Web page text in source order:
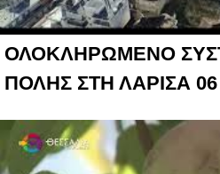
ΟΛΟΚΛΗΡΩΜΕΝΟ
ΠΟΛΗΣ ΣΤΗ ΛΑΡΙΣΑ 06